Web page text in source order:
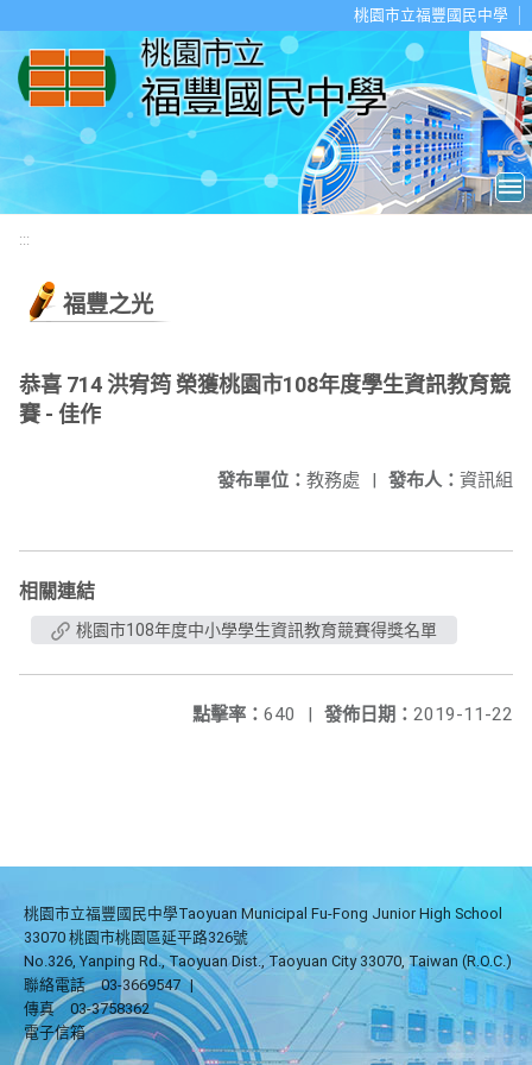
桃園市立福豐國民中學
:::
福豐之光
恭喜 714 洪宥筠 榮獲桃園市108年度學生資訊教育競
賽 - 佳作
發布人： 資訊組
發布單位： 教務處 |
相關連結
桃園市108年度中小學學生資訊教育競賽得獎名單
發佈日期： 2019-11-22
點擊率： 640 |
桃園市立福豐國民中學Taoyuan Municipal Fu-Fong Junior High School
33070 桃園市桃園區延平路326號
No.326, Yanping Rd., Taoyuan Dist., Taoyuan City 33070, Taiwan (R.O.C.)
聯絡電話
03-3669547 |
傳真
03-3758362
電子信箱